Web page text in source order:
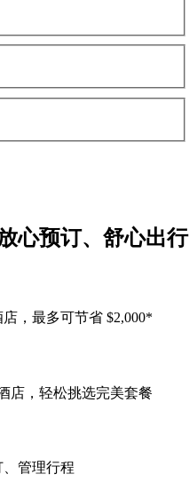
心预订、舒心出行
，最多可节省 $2,000*
店，轻松挑选完美套餐
管理行程